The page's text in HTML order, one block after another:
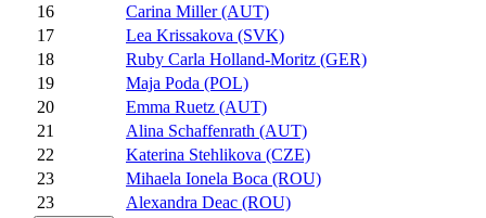
16
Carina Miller (AUT)
17
Lea Krissakova (SVK)
18
Ruby Carla Holland-Moritz (GER)
19
Maja Poda (POL)
20
Emma Ruetz (AUT)
21
Alina Schaffenrath (AUT)
22
Katerina Stehlikova (CZE)
23
Mihaela Ionela Boca (ROU)
23
Alexandra Deac (ROU)